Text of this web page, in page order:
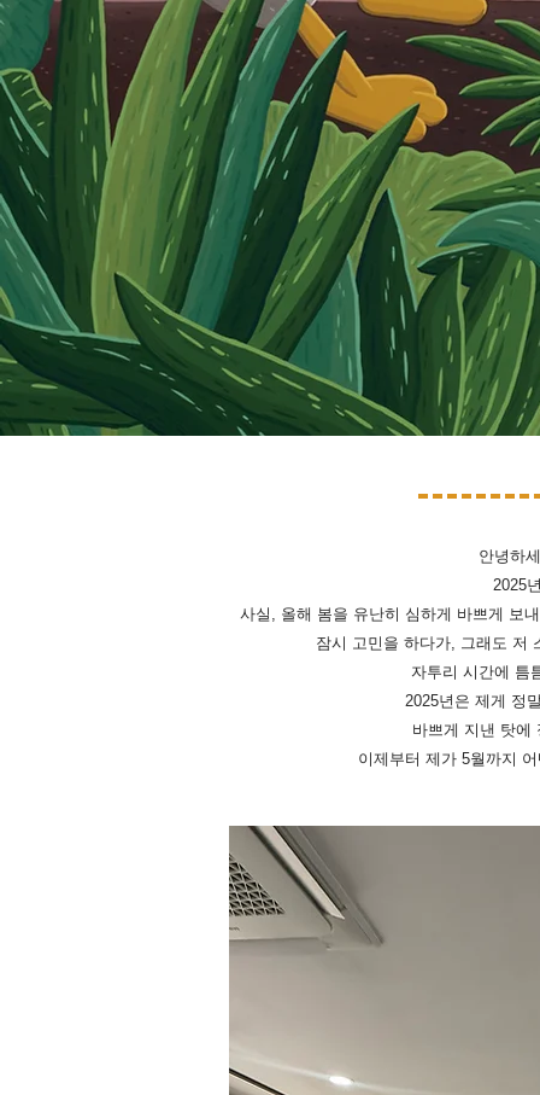
안녕하
2025
사실, 올해 봄을 유난히 심하게 바쁘게 보
잠시 고민을 하다가, 그래도 저
자투리 시간에 틈
2025년은 제게 정
바쁘게 지낸 탓에
이제부터 제가 5월까지